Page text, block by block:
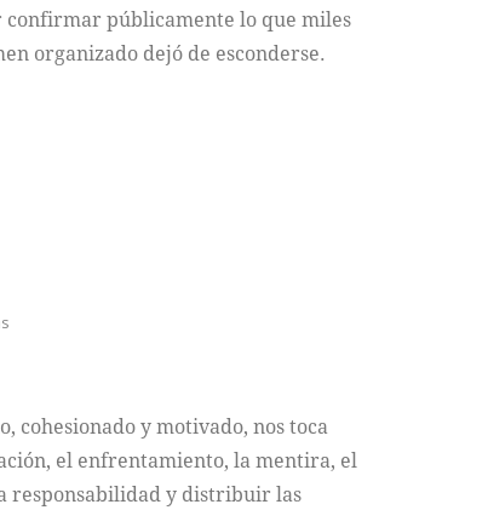
confirmar públicamente lo que miles
organizado dejó de esconderse.
cohesionado y motivado, nos toca
el enfrentamiento, la mentira, el
responsabilidad y distribuir las